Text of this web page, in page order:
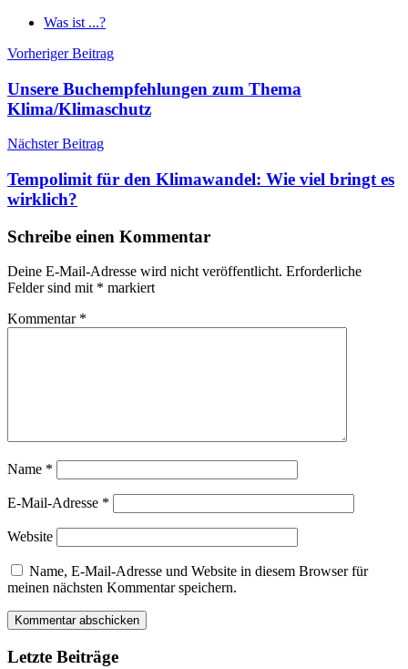
Was ist ...?
Beitragsnavigation
Vorheriger Beitrag
Unsere Buchempfehlungen zum Thema
Klima/Klimaschutz
Nächster Beitrag
Tempolimit für den Klimawandel: Wie viel bringt es
wirklich?
Schreibe einen Kommentar
Deine E-Mail-Adresse wird nicht veröffentlicht. Erforderliche
Felder sind mit * markiert
Kommentar *
Name *
E-Mail-Adresse *
Website
Name, E-Mail-Adresse und Website in diesem Browser für
meinen nächsten Kommentar speichern.
Letzte Beiträge